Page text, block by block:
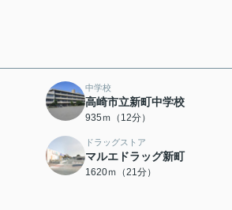
中学校
高崎市立新町中学校
935ｍ（12分）
ドラッグストア
マルエドラッグ新町
1620ｍ（21分）